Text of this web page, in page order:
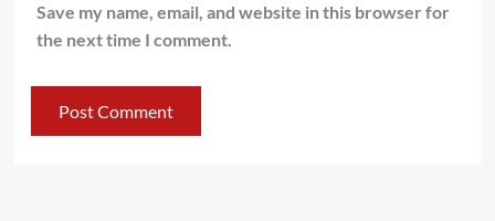
Save my name, email, and website in this browser for
the next time I comment.